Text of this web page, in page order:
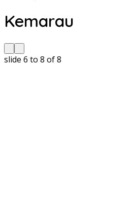
Kemarau
slide 6 to 8 of 8